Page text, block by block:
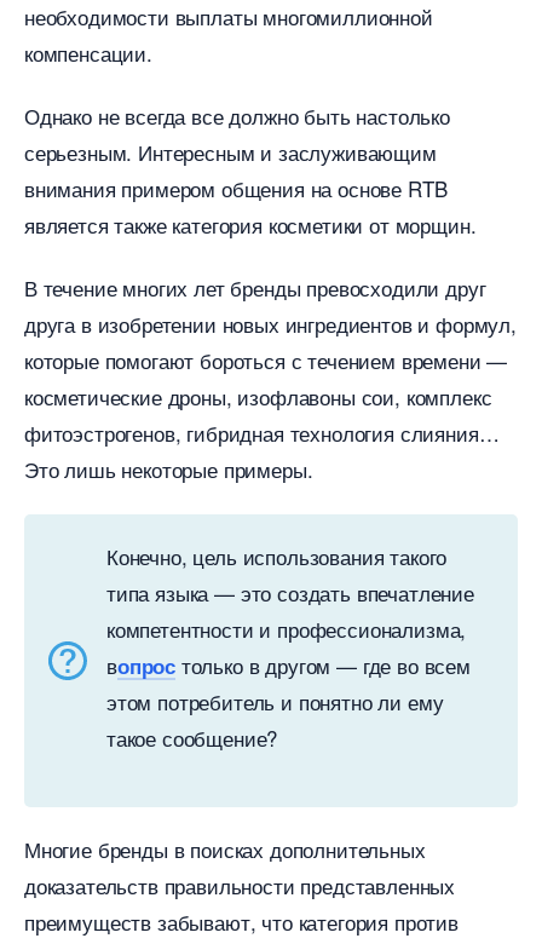
необходимости выплаты многомиллионной
компенсации.
Однако не всегда все должно быть настолько
серьезным. Интересным и заслуживающим
нимания примером общения на основе RTB
является также категория косметики от морщин.
течение многих лет бренды превосходили дру
друга в изобретении новых ингредиентов и формул,
которые помогают бороться с течением времени —
косметические дроны, изофлавоны сои, комплекс
фитоэстрогенов, гибридная технология слияния
Это лишь некоторые примеры.
Конечно, цель использования такого
типа языка — это создать впечатление
компетентности и профессионализма,
опрос только в другом — где во всем
этом потребитель и понятно ли ему
такое сообщение?
Многие бренды в поисках дополнительных
доказательств правильности представленных
преимуществ забывают, что категория проти